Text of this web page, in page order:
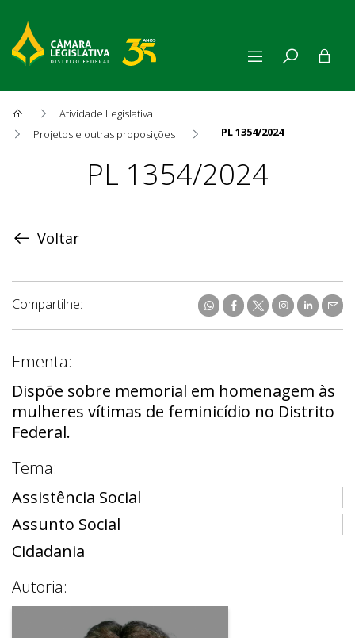
Atividade Legislativa
Projetos e outras proposições
PL 1354/2024
ProposiçãoPL 1354/2024
Voltar
Compartilhe:
Ementa:
Dispõe sobre memorial em homenagem às
mulheres vítimas de feminicídio no Distrito
Federal.
Tema:
Assistência Social
Assunto Social
Cidadania
Autoria: